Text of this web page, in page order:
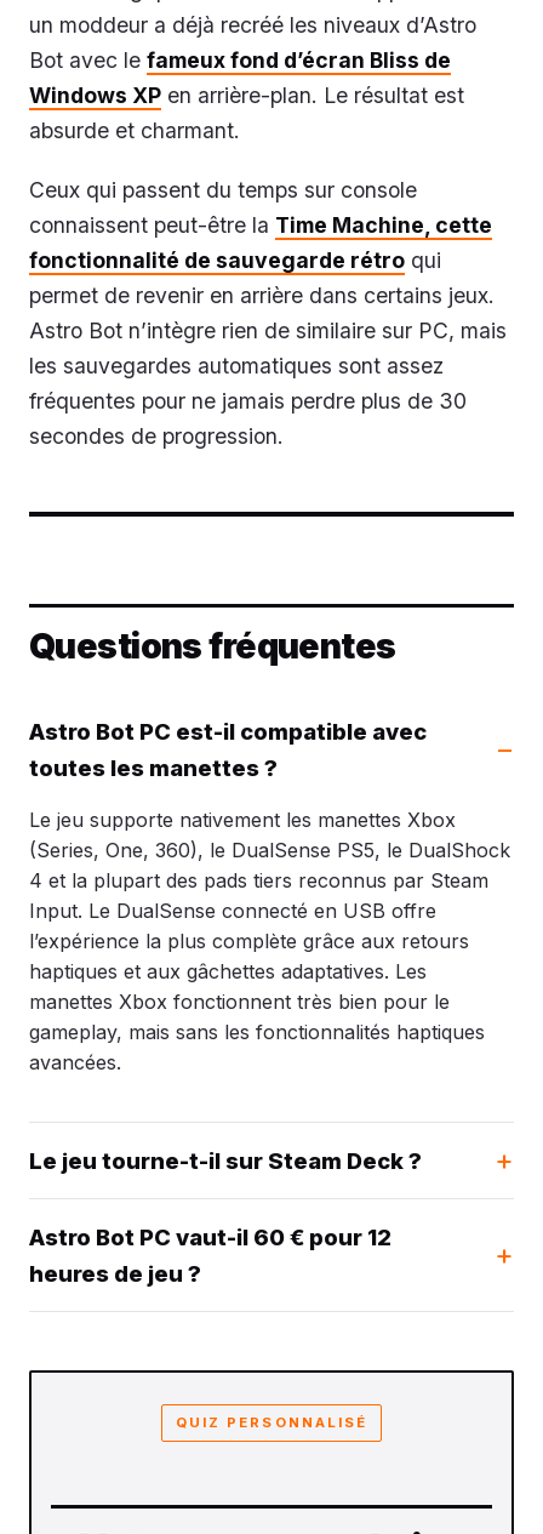
un moddeur a déjà recréé les niveaux d’Astro
Bot avec le fameux fond d’écran Bliss de
Windows XP en arrière-plan. Le résultat est
absurde et charmant.
Ceux qui passent du temps sur console
connaissent peut-être la Time Machine, cette
fonctionnalité de sauvegarde rétro qui
permet de revenir en arrière dans certains jeux.
Astro Bot n’intègre rien de similaire sur PC, mais
les sauvegardes automatiques sont assez
fréquentes pour ne jamais perdre plus de 30
secondes de progression.
Questions fréquentes
Astro Bot PC est-il compatible avec
toutes les manettes ?
Le jeu supporte nativement les manettes Xbox
(Series, One, 360), le DualSense PS5, le DualShock
4 et la plupart des pads tiers reconnus par Steam
Input. Le DualSense connecté en USB offre
l’expérience la plus complète grâce aux retours
haptiques et aux gâchettes adaptatives. Les
manettes Xbox fonctionnent très bien pour le
gameplay, mais sans les fonctionnalités haptiques
avancées.
Le jeu tourne-t-il sur Steam Deck ?
Astro Bot PC vaut-il 60 € pour 12
heures de jeu ?
QUIZ PERSONNALISÉ